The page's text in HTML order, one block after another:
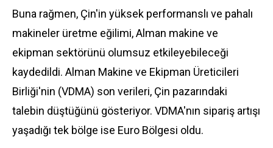
Buna rağmen, Çin'in yüksek performanslı ve pahalı
makineler üretme eğilimi, Alman makine ve
ekipman sektörünü olumsuz etkileyebileceği
kaydedildi. Alman Makine ve Ekipman Üreticileri
Birliği'nin (VDMA) son verileri, Çin pazarındaki
talebin düştüğünü gösteriyor. VDMA'nın sipariş artışı
yaşadığı tek bölge ise Euro Bölgesi oldu.